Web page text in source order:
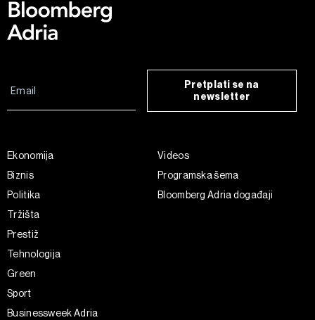
Pretplati se na
newsletter
Ekonomija
Biznis
Politika
Tržišta
Prestiž
Tehnologija
Green
Sport
Businessweek Adria
Videos
Programska šema
Bloomberg Adria događaji